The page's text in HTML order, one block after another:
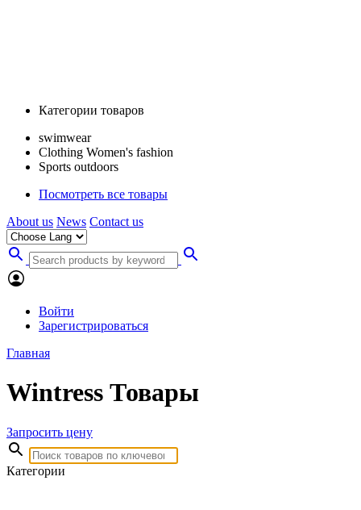
Категории товаров
swimwear
Clothing Women's fashion
Sports outdoors
Посмотреть все товары
About us News Contact us
Войти
Зарегистрироваться
Главная
Wintress Товары
Запросить цену
Категории